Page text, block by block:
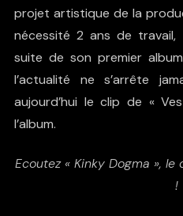
projet artistique de la
nécessité 2 ans de
suite de son premier album
l’actualité ne s’arrête
aujourd’hui le clip de «
l’album.
Ecoutez « Kinky Dogma »,
!